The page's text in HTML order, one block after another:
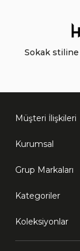
Sokak
Müşteri İlişkileri
Kurumsal
Grup Markaları
Kategoriler
Koleksiyonlar